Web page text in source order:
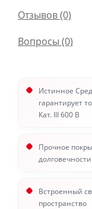
Отзывов (0)
Вопросы (0)
Истинное
гарантирует
Кат. III 600 В
Прочное
долговечности
Встроенный
пространство